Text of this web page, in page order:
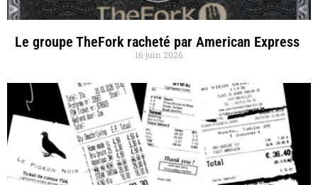
Le groupe TheFork racheté par American Express
16 juin 2026